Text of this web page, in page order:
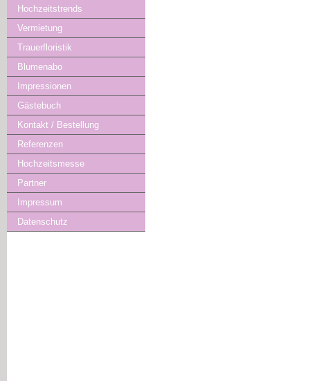
Hochzeitstrends
Vermietung
Trauerfloristik
Blumenabo
Impressionen
Gästebuch
Kontakt / Bestellung
Referenzen
Hochzeitsmesse
Partner
Impressum
Datenschutz